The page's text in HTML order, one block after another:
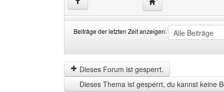
Beiträge der letzten Zeit anzeigen:
der
letzten
Zeit
anzeigen
by
Dieses Forum ist gesperrt.
Dieses Thema ist gesperrt, du kannst keine